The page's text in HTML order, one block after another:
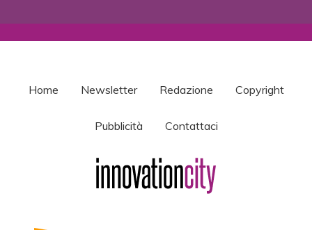
Home Newsletter Redazione Copyright
Pubblicità Contattaci